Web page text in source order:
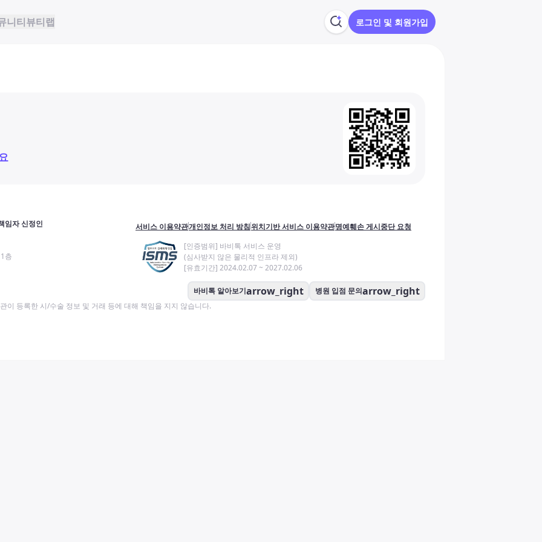
니티뷰티랩 로그인 및 회원가입
임자 신정인
층
서비스 이용약관개인정보 처리 방침위치기반 서비스 이용약관명예훼손 게시중단 요청
[인증범위] 바비톡 서비스 운영
(심사받지 않은 물리적 인프라 제외)
[유효기간] 2024.02.07 ~ 2027.02.06
바비톡 알아보기arrow_right 병원 입점 문의arrow_right
이 등록한 시/수술 정보 및 거래 등에 대해 책임을 지지 않습니다.